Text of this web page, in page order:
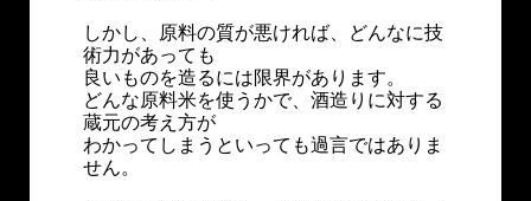
しかし、原料の質が悪ければ、どんなに技
術力があっても
良いものを造るには限界があります。
どんな原料米を使うかで、酒造りに対する
蔵元の考え方が
わかってしまうといっても過言ではありま
せん。